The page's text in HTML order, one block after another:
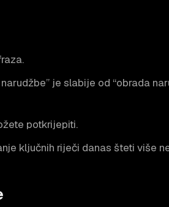
je slabije od “obrada
potkrijepiti.
ključnih riječi danas šteti više